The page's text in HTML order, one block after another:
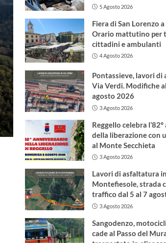
Francesco
5 Agosto 2026
Fiera di San Lorenzo
Orario mattutino per
cittadini e ambulanti
4 Agosto 2026
Pontassieve, lavori di
Via Verdi. Modifiche
agosto 2026
3 Agosto 2026
Reggello celebra
della liberazione con
al Monte Secchieta
3 Agosto 2026
Lavori di asfaltatura
Montefiesole, strada
traffico dal 5 al 7
3 Agosto 2026
Sangodenzo,
cade al Passo del